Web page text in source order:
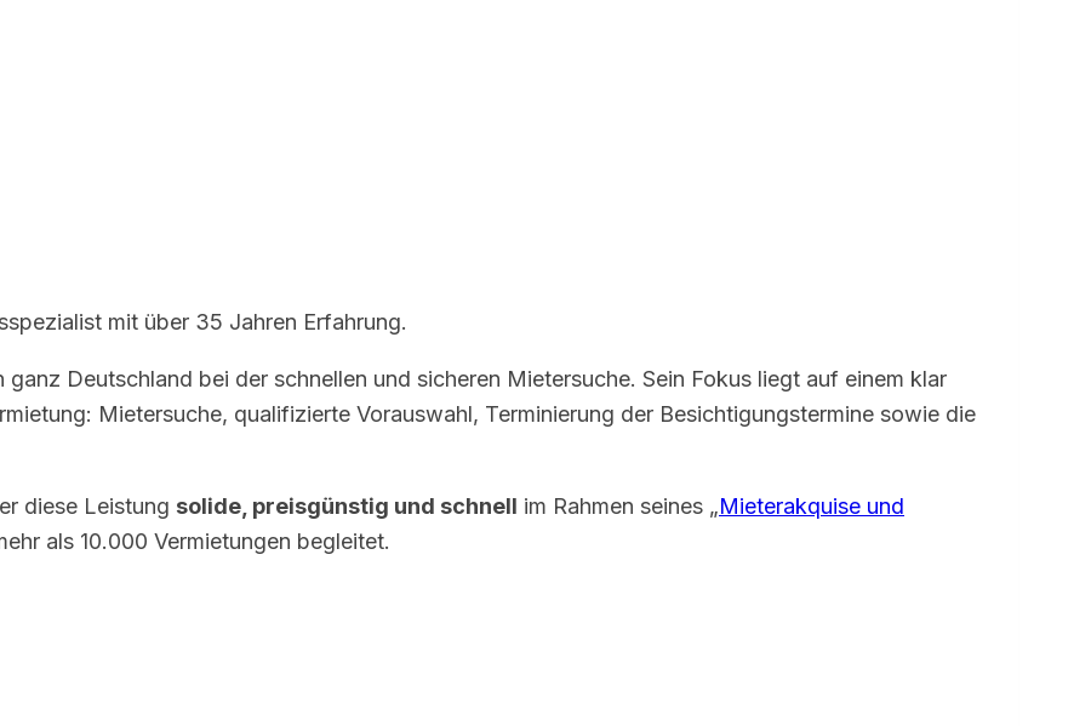
mit über 35 Jahren Erfahrung.
Deutschland bei der schnellen und sicheren Mietersuche. Sein Fokus liegt auf einem klar
Mietersuche, qualifizierte Vorauswahl, Terminierung der Besichtigungstermine sowie die
diese Leistung solide, preisgünstig und schnell im Rahmen seines „Mieterakquise und
als 10.000 Vermietungen begleitet.